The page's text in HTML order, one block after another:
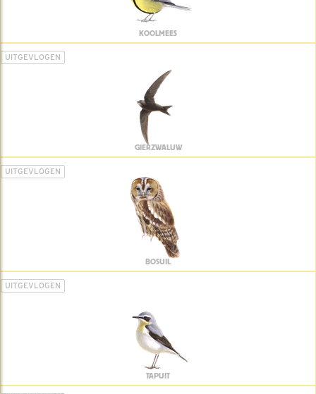
KOOLMEES
UITGEVLOGEN
GIERZWALUW
UITGEVLOGEN
BOSUIL
UITGEVLOGEN
TAPUIT